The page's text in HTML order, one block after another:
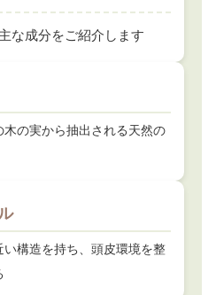
な成分をご紹介します
木の実から抽出される天然の
い構造を持ち、頭皮環境を整